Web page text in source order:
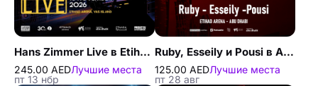
Hans Zimmer Live в Etihad Arena в Абу-Даби
245.00 AEDЛучшие места
пт 13 нбр
Ruby, Esseily и Pousi в Абу-Даби
125.00 AEDЛучшие места
пт 28 авг